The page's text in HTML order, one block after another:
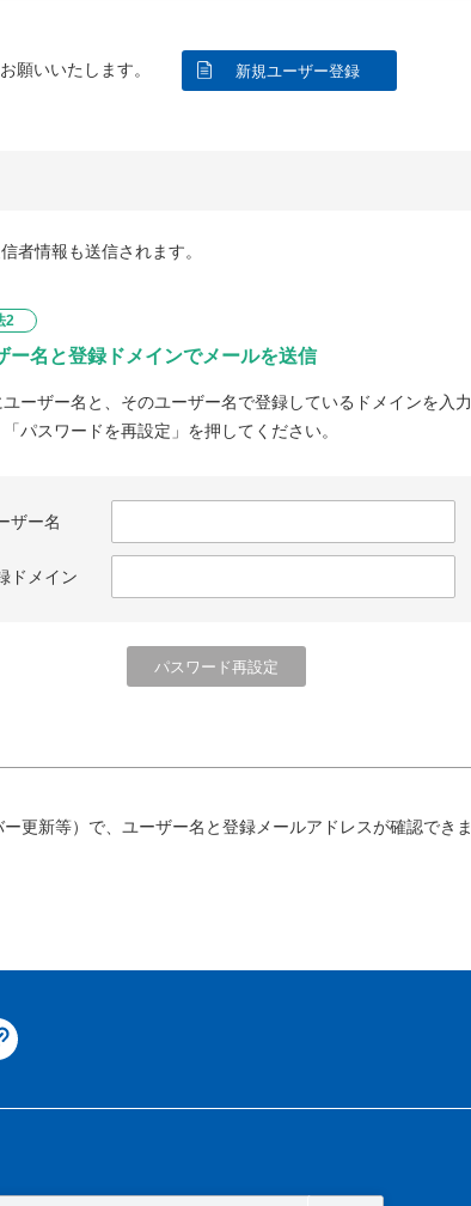
願いいたします。 新規ユーザー登録
者情報も送信されます。
2
ー名と登録ドメインでメールを送信
ーザー名と、そのユーザー名で登録しているドメインを入力
「パスワードを再設定」を押してください。
ザー名
ドメイン
更新等）で、ユーザー名と登録メールアドレスが確認できま
copy